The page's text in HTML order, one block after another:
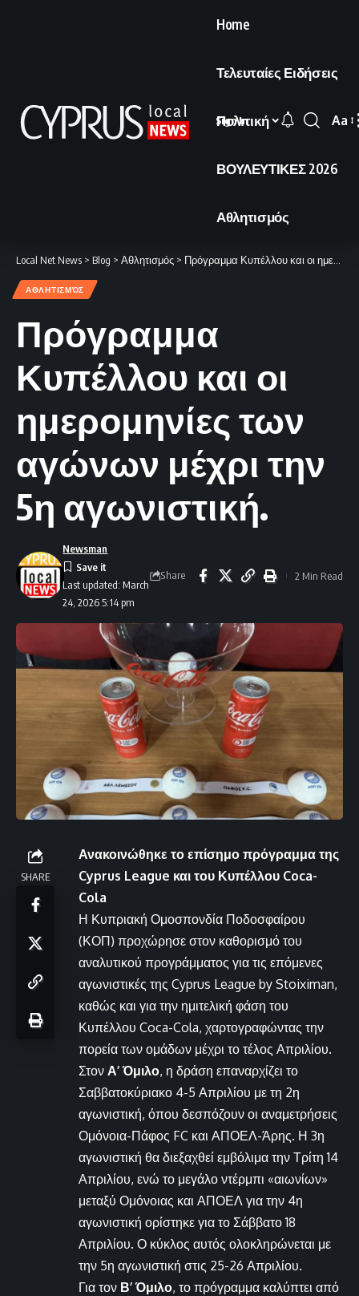
Home
Τελευταίες Ειδήσεις
Πολιτική
ΒΟΥΛΕΥΤΙΚΕΣ 2026
Αθλητισμός
Sign In
Font
Aa
Local Net News > Blog > Αθλητισμός > Πρόγραμμα Κυπέλλου και οι ημερομηνίες των αγώνων μέχρι την 5η αγωνιστική.
ΑΘΛΗΤΙΣΜΌΣ
Πρόγραμμα
Κυπέλλου και οι
ημερομηνίες των
αγώνων μέχρι την
5η αγωνιστική.
Last updated: March
24, 2026 5:14 pm
Newsman
Share 2 Min Read
SHARE
Ανακοινώθηκε το επίσημο πρόγραμμα της
Cyprus League και του Κυπέλλου Coca-
Cola
Η Κυπριακή Ομοσπονδία Ποδοσφαίρου
(ΚΟΠ) προχώρησε στον καθορισμό του
αναλυτικού προγράμματος για τις επόμενες
αγωνιστικές της Cyprus League by Stoiximan,
καθώς και για την ημιτελική φάση του
Κυπέλλου Coca-Cola, χαρτογραφώντας την
πορεία των ομάδων μέχρι το τέλος Απριλίου.
Στον Α’ Όμιλο, η δράση επαναρχίζει το
Σαββατοκύριακο 4-5 Απριλίου με τη 2η
αγωνιστική, όπου δεσπόζουν οι αναμετρήσεις
Ομόνοια-Πάφος FC και ΑΠΟΕΛ-Άρης. Η 3η
αγωνιστική θα διεξαχθεί εμβόλιμα την Τρίτη 14
Απριλίου, ενώ το μεγάλο ντέρμπι «αιωνίων»
μεταξύ Ομόνοιας και ΑΠΟΕΛ για την 4η
αγωνιστική ορίστηκε για το Σάββατο 18
Απριλίου. Ο κύκλος αυτός ολοκληρώνεται με
την 5η αγωνιστική στις 25-26 Απριλίου.
Για τον Β’ Όμιλο, το πρόγραμμα καλύπτει από